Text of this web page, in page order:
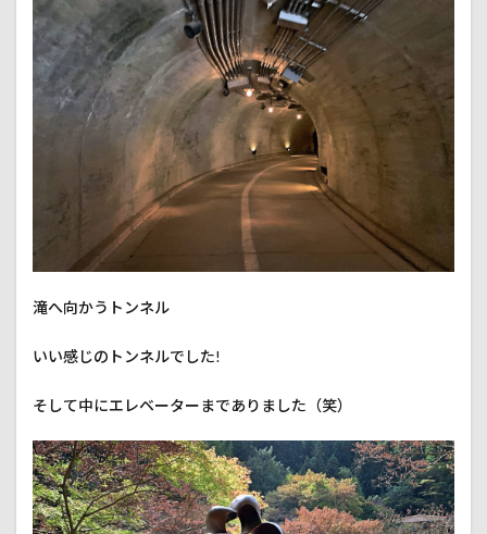
滝へ向かうトンネル
いい感じのトンネルでした!
そして中にエレベーターまでありました（笑）